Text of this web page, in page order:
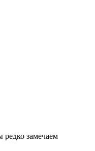
замечаем